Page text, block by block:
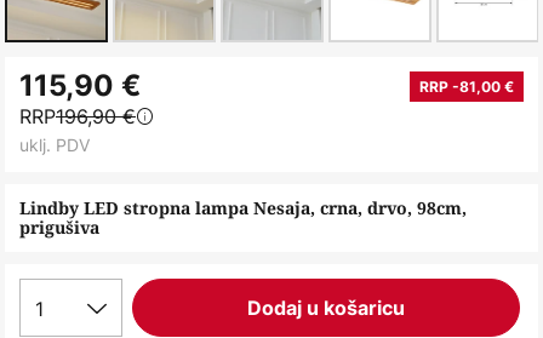
to
the
beginning
the
images
gallery
Lindby LED stropna lampa Nesaja, crna, drvo, 98cm,
prigušiva
115,90 € RRP -81,00 €
RRP196,90 €
uklj. PDV
1 Dodaj u košaricu